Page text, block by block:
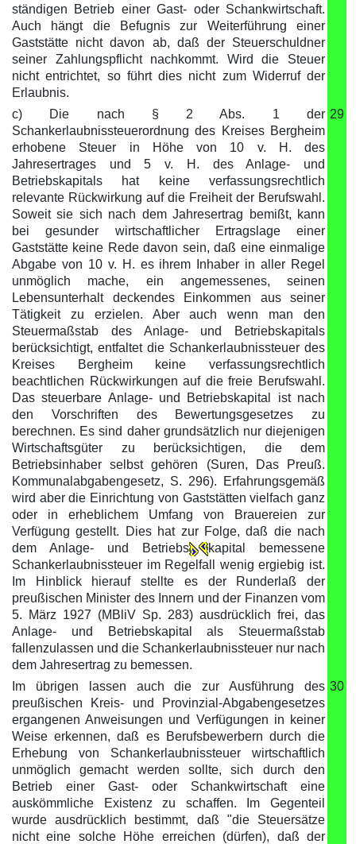
ständigen Betrieb einer Gast- oder Schankwirtschaft.
Auch hängt die Befugnis zur Weiterführung einer
Gaststätte nicht davon ab, daß der Steuerschuldner
seiner Zahlungspflicht nachkommt. Wird die Steuer
nicht entrichtet, so führt dies nicht zum Widerruf der
Erlaubnis.
c) Die nach § 2 Abs. 1 der
Schankerlaubnissteuerordnung des Kreises Bergheim
erhobene Steuer in Höhe von 10 v. H. des
Jahresertrages und 5 v. H. des Anlage- und
Betriebskapitals hat keine verfassungsrechtlich
relevante Rückwirkung auf die Freiheit der Berufswahl.
Soweit sie sich nach dem Jahresertrag bemißt, kann
bei gesunder wirtschaftlicher Ertragslage einer
Gaststätte keine Rede davon sein, daß eine einmalige
Abgabe von 10 v. H. es ihrem Inhaber in aller Regel
unmöglich mache, ein angemessenes, seinen
Lebensunterhalt deckendes Einkommen aus seiner
Tätigkeit zu erzielen. Aber auch wenn man den
Steuermaßstab des Anlage- und Betriebskapitals
berücksichtigt, entfaltet die Schankerlaubnissteuer des
Kreises Bergheim keine verfassungsrechtlich
beachtlichen Rückwirkungen auf die freie Berufswahl.
Das steuerbare Anlage- und Betriebskapital ist nach
den Vorschriften des Bewertungsgesetzes zu
berechnen. Es sind daher grundsätzlich nur diejenigen
Wirtschaftsgüter zu berücksichtigen, die dem
Betriebsinhaber selbst gehören (Suren, Das Preuß.
Kommunalabgabengesetz, S. 296). Erfahrungsgemäß
wird aber die Einrichtung von Gaststätten vielfach ganz
oder in erheblichem Umfang von Brauereien zur
Verfügung gestellt. Dies hat zur Folge, daß die nach
dem Anlage- und Betriebs
kapital bemessene
Schankerlaubnissteuer im Regelfall wenig ergiebig ist.
Im Hinblick hierauf stellte es der Runderlaß der
preußischen Minister des Innern und der Finanzen vom
5. März 1927 (MBliV Sp. 283) ausdrücklich frei, das
Anlage- und Betriebskapital als Steuermaßstab
fallenzulassen und die Schankerlaubnissteuer nur nach
dem Jahresertrag zu bemessen.
29
Im übrigen lassen auch die zur Ausführung des
preußischen Kreis- und Provinzial-Abgabengesetzes
ergangenen Anweisungen und Verfügungen in keiner
Weise erkennen, daß es Berufsbewerbern durch die
Erhebung von Schankerlaubnissteuer wirtschaftlich
unmöglich gemacht werden sollte, sich durch den
Betrieb einer Gast- oder Schankwirtschaft eine
auskömmliche Existenz zu schaffen. Im Gegenteil
wurde ausdrücklich bestimmt, daß "die Steuersätze
nicht eine solche Höhe erreichen (dürfen), daß der
30